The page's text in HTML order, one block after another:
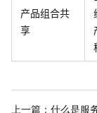
产品组合共
享
上一篇： 什么是服